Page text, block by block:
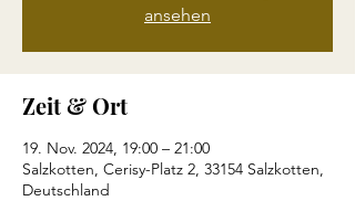
ansehen
Zeit & Ort
19. Nov. 2024, 19:00 – 21:00
Salzkotten, Cerisy-Platz 2, 33154 Salzkotten,
Deutschland